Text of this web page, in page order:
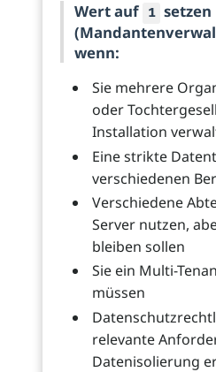
Wert auf 1 setzen
wenn:
Sie mehrere
oder
Installation
Eine strikte
verschiedenen
Verschiedene
Server nutzen,
bleiben sollen
Sie ein Multi-
müssen
relevante
Datenisolierung